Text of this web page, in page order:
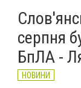
серпня
БпЛА -
НОВИНИ